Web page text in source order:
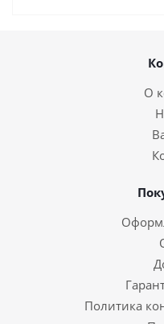
О
Политика